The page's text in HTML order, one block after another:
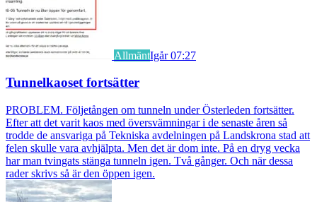
AllmäntIgår 07:27
Tunnelkaoset fortsätter
PROBLEM. Följetången om tunneln under Österleden fortsätter.
Efter att det varit kaos med översvämningar i de senaste åren så
trodde de ansvariga på Tekniska avdelningen på Landskrona stad att
felen skulle vara avhjälpta. Men det är dom inte. På en dryg vecka
har man tvingats stänga tunneln igen. Två gånger. Och när dessa
rader skrivs så är den öppen igen.